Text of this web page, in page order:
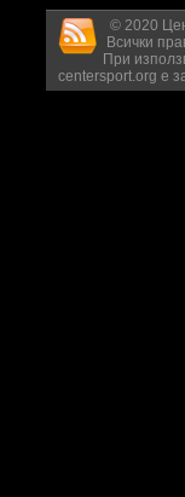
© 2020
Всички
При
centersport.org е